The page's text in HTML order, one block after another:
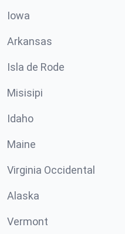
Iowa
Arkansas
Isla de Rode
Misisipi
Idaho
Maine
Virginia Occidental
Alaska
Vermont